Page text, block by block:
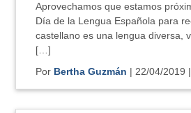
Aprovechamos que estamos
Día de la Lengua Española para
castellano es una lengua diversa,
[…]
Por Bertha Guzmán | 22/04/2019